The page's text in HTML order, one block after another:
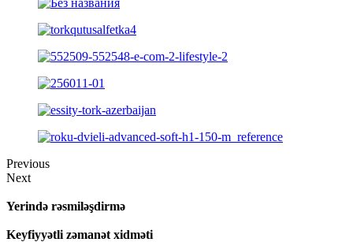
Previous
Next
Yerində rəsmiləşdirmə
Keyfiyyətli zəmanət xidməti